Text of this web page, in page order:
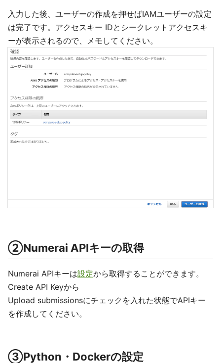
入力した後、ユーザーの作成を押せばIAMユーザーの設定
は完了です。アクセスキー IDとシークレットアクセスキ
ーが表示されるので、メモしてください。
②Numerai APIキーの取得
Numerai APIキーは設定から取得することができます。
Create API Keyから
Upload submissionsにチェックを入れた状態でAPIキー
を作成してください。
③Python・Dockerの設定